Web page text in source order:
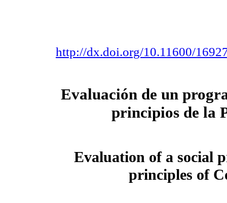
http://dx.doi.org/10.11600/
Evaluación de un
principios de la
Evaluation of a social
principles of